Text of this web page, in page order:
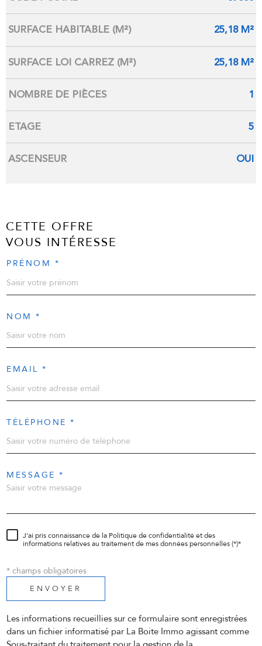
SURFACE HABITABLE (M²) 25,18 M²
SURFACE LOI CARREZ (M²) 25,18 M²
NOMBRE DE PIÈCES 1
ETAGE 5
ASCENSEUR OUI
CETTE OFFRE
VOUS INTÉRESSE
PRÉNOM *
NOM *
EMAIL *
TÉLÉPHONE *
MESSAGE *
J'ai pris connaissance de la Politique de confidentialité et des
informations relatives au traitement de mes données personnelles (*)*
* champs obligatoires
ENVOYER
Les informations recueillies sur ce formulaire sont enregistrées
dans un fichier informatisé par La Boite Immo agissant comme